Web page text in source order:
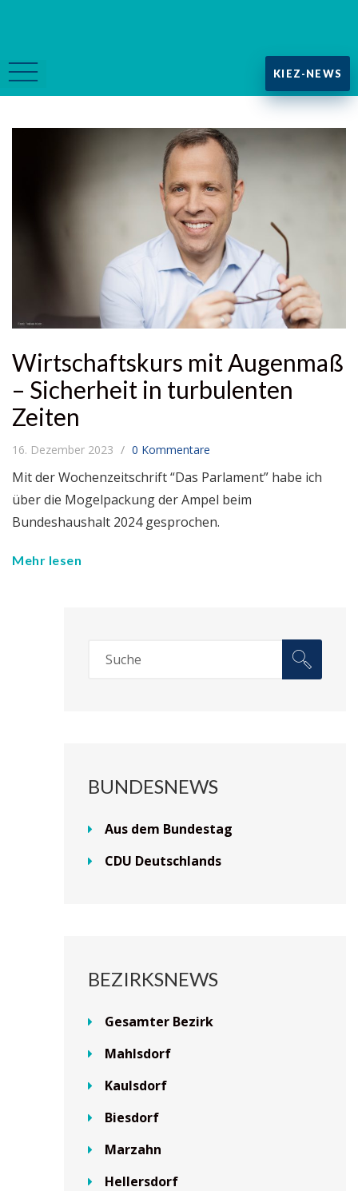
KIEZ-NEWS
Wirtschaftskurs mit Augenmaß
– Sicherheit in turbulenten
Zeiten
16. Dezember 2023 0 Kommentare
Mit der Wochenzeitschrift “Das Parlament” habe ich
über die Mogelpackung der Ampel beim
Bundeshaushalt 2024 gesprochen.
Mehr lesen
BUNDESNEWS
Aus dem Bundestag
CDU Deutschlands
BEZIRKSNEWS
Gesamter Bezirk
Mahlsdorf
Kaulsdorf
Biesdorf
Marzahn
Hellersdorf